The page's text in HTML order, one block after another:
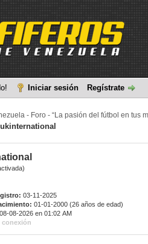
Iniciar sesión Regístrate
- Foro - “La pasión del fútbol en tus
03-11-2025
01-01-2000 (26 años de edad)
08-08-2026 en 01:02 AM
conexión